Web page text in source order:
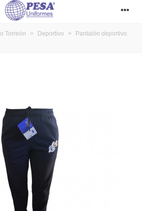
Torreón > Deportivo >
Pantalón deportivo